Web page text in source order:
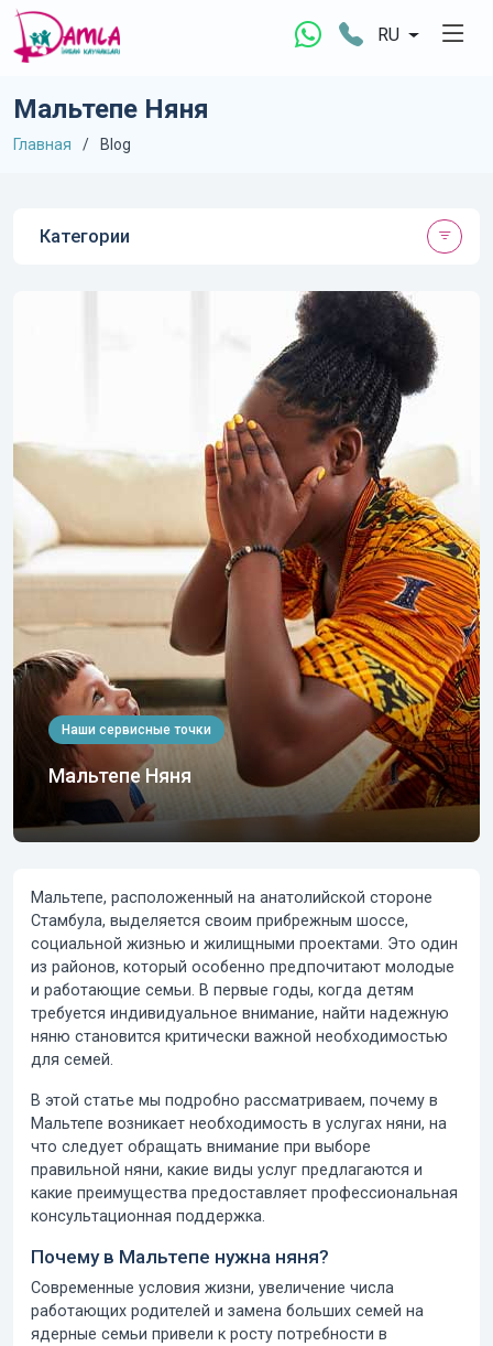
RU
Мальтепе Няня
Главная Blog
Наши сервисные точки
Мальтепе Няня
Мальтепе, расположенный на анатолийской стороне
Стамбула, выделяется своим прибрежным шоссе,
социальной жизнью и жилищными проектами. Это один
из районов, который особенно предпочитают молодые
и работающие семьи. В первые годы, когда детям
требуется индивидуальное внимание, найти надежную
няню становится критически важной необходимостью
для семей.
В этой статье мы подробно рассматриваем, почему в
Мальтепе возникает необходимость в услугах няни, на
что следует обращать внимание при выборе
правильной няни, какие виды услуг предлагаются и
какие преимущества предоставляет профессиональная
консультационная поддержка.
Почему в Мальтепе нужна няня?
Современные условия жизни, увеличение числа
работающих родителей и замена больших семей на
ядерные семьи привели к росту потребности в
Категории